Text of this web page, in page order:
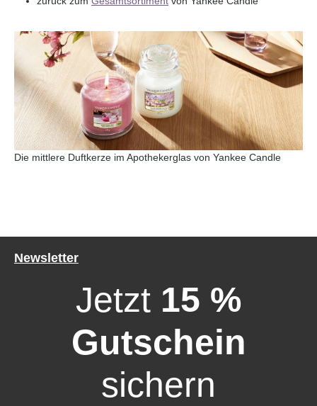
Die mittlere Duftkerze im Apothekerglas von Yankee Candle
Newsletter
Jetzt 15 %
Gutschein
sichern